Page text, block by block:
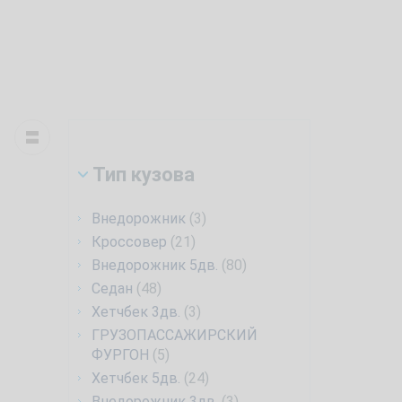
Тип кузова
Внедорожник (3)
Кроссовер (21)
Внедорожник 5дв. (80)
Седан (48)
Хетчбек 3дв. (3)
ГРУЗОПАССАЖИРСКИЙ
ФУРГОН (5)
Хетчбек 5дв. (24)